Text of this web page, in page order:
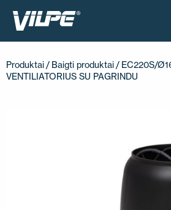
MONTAVIMAS IR BROŠIŪROS
Produktai / Baigti produktai / EC220S/
VENTILIATORIUS SU PAGRINDU